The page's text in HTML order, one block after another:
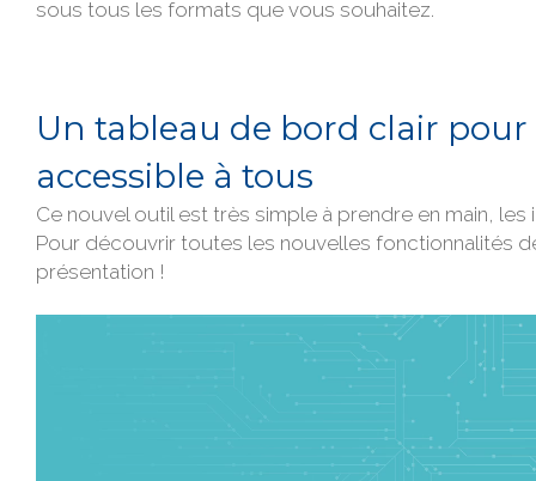
sous tous les formats que vous souhaitez.
Un tableau de bord clair
accessible à tous
Ce nouvel outil est très simple à prendre en main,
Pour découvrir toutes les nouvelles fonctionnalités
présentation !